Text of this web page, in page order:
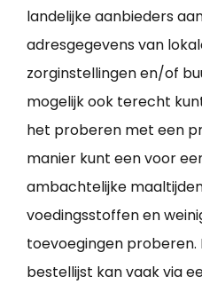
landelijke aanbieders
adresgegevens van
zorginstellingen en/of
mogelijk ook terecht
het proberen met een
manier kunt een voor
ambachtelijke
voedingsstoffen en
toevoegingen proberen.
bestellijst kan vaak via